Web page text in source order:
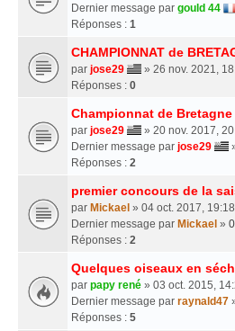
Dernier message par gould 44
Réponses : 1
CHAMPIONNAT de
par jose29
» 26 nov. 2021,
Réponses : 0
Championnat de Bretagne
par jose29
» 20 nov. 2017,
Dernier message par jose29
Réponses : 2
premier concours de la
par Mickael » 04 oct. 2017, 19:18
Dernier message par Mickael »
Réponses : 2
Quelques oiseaux en
par papy rené » 03 oct. 2015,
Dernier message par raynald47
Réponses : 5